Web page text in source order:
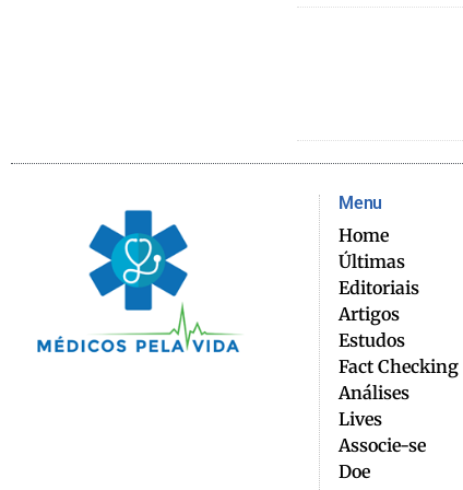
Menu
Home
Últimas
Editoriais
Artigos
Estudos
Fact Checking
Análises
Lives
Associe-se
Doe